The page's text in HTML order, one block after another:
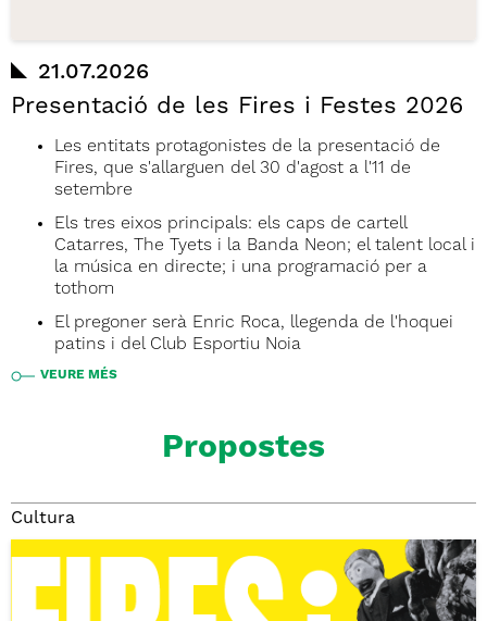
21.07.2026
Presentació de les Fires i Festes 2026
Les entitats protagonistes de la presentació de
Fires, que s'allarguen del 30 d'agost a l'11 de
setembre
Els tres eixos principals: els caps de cartell
Catarres, The Tyets i la Banda Neon; el talent local i
la música en directe; i una programació per a
tothom
El pregoner serà Enric Roca, llegenda de l'hoquei
patins i del Club Esportiu Noia
VEURE MÉS
Propostes
Cultura